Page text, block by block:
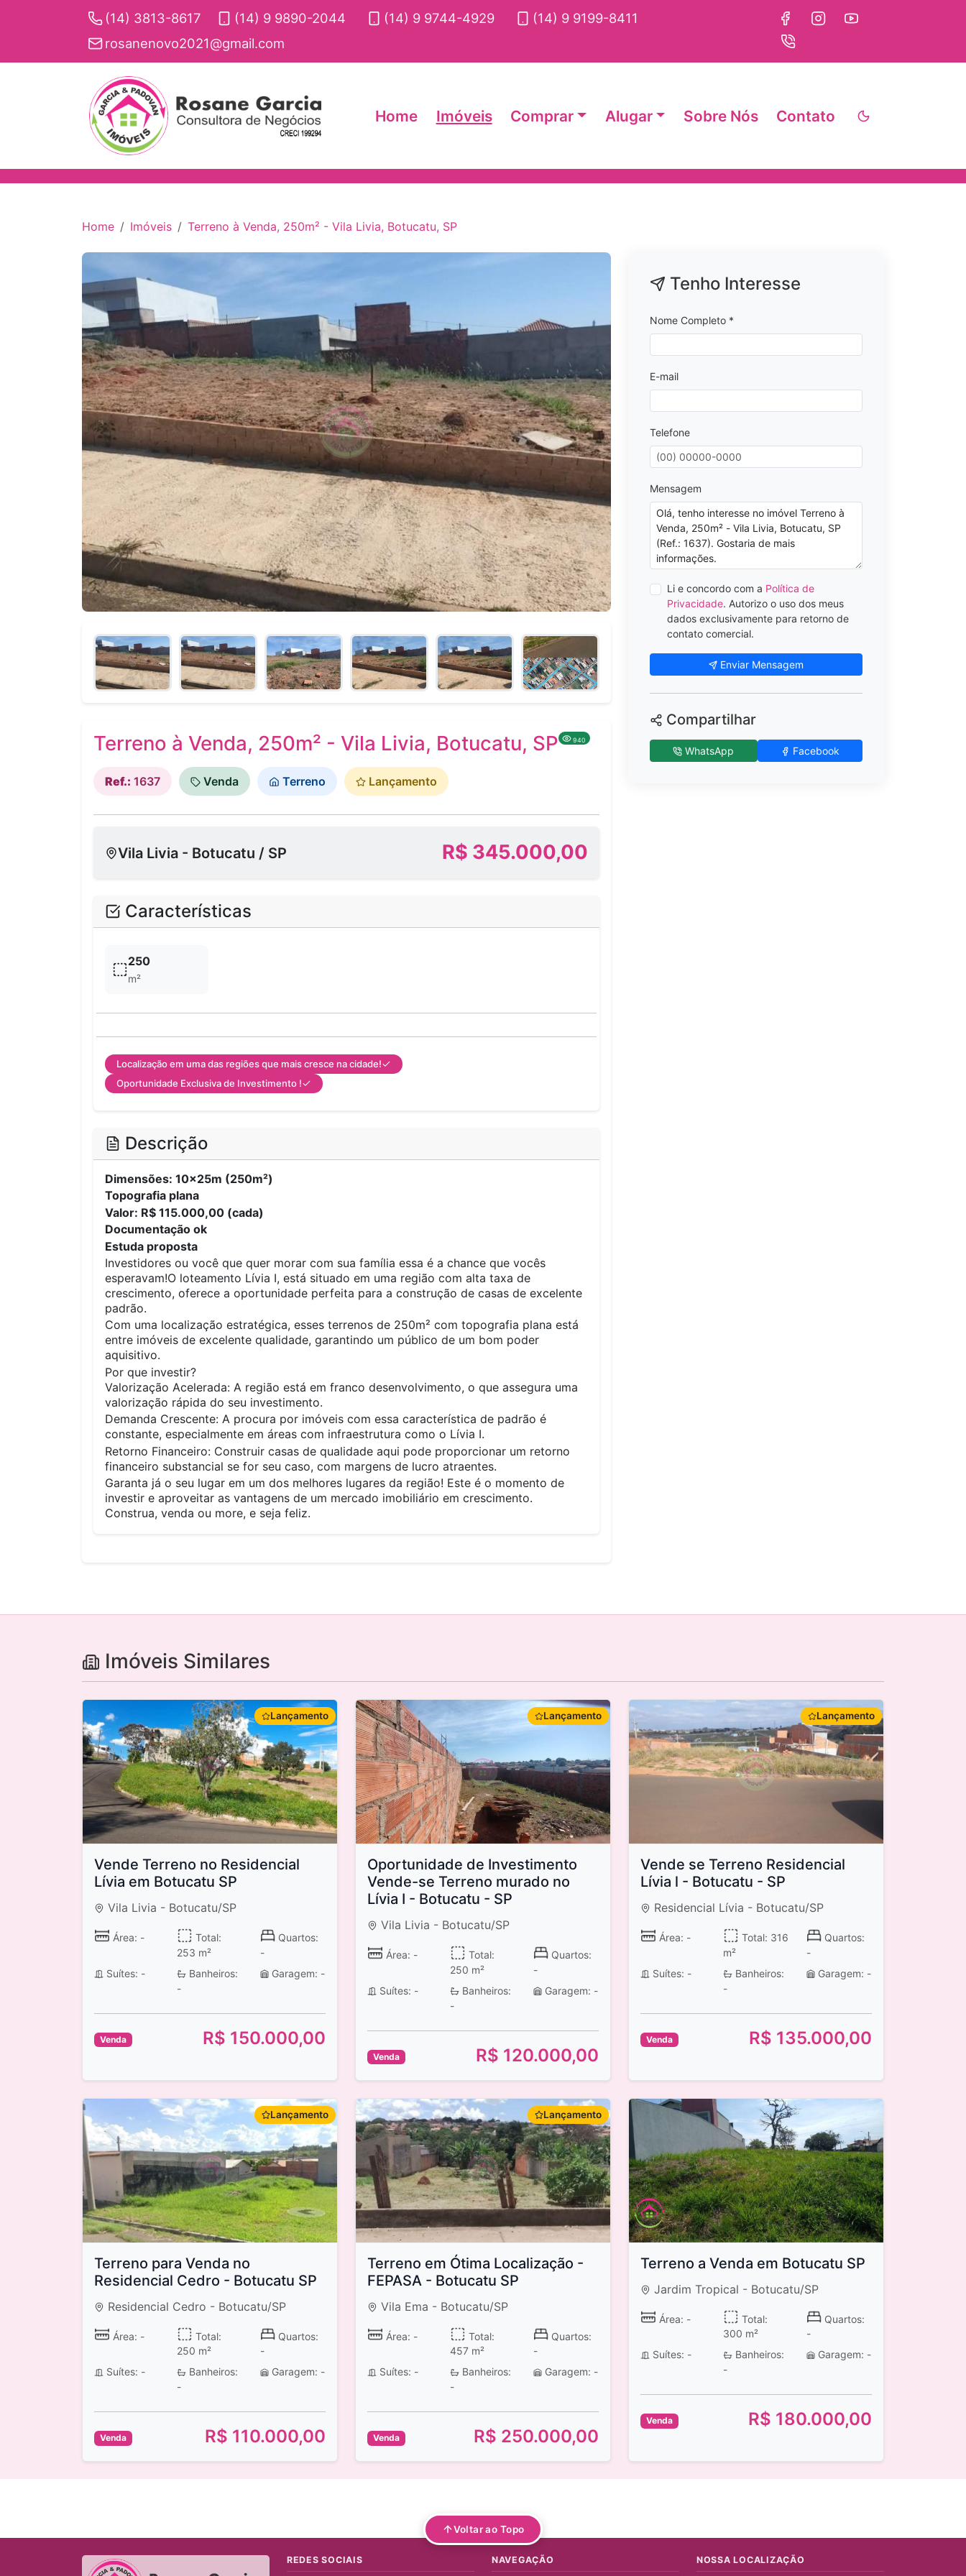
(14) 3813-8617 (14) 9 9890-2044 (14) 9 9744-4929
(14) 9 9199-8411
rosanenovo2021@gmail.com
Home Imóveis Comprar Alugar Sobre Nós Contato
Home Imóveis Terreno à Venda, 250m² - Vila Livia, Botucatu, SP
Terreno à Venda, 250m² - Vila Livia, Botucatu, SP 940
Ref.: 1637 Venda Terreno Lançamento
Vila Livia - Botucatu / SP R$ 345.000,00
Características
250
m²
Localização em uma das regiões que mais cresce na cidade!
Oportunidade Exclusiva de Investimento !
Descrição
Dimensões: 10x25m (250m²)
Topografia plana
Valor: R$ 115.000,00 (cada)
Documentação ok
Estuda proposta
Investidores ou você que quer morar com sua família essa é a chance que vocês
esperavam!O loteamento Lívia I, está situado em uma região com alta taxa de
crescimento, oferece a oportunidade perfeita para a construção de casas de excelente
padrão.
Com uma localização estratégica, esses terrenos de 250m² com topografia plana está
entre imóveis de excelente qualidade, garantindo um público de um bom poder
aquisitivo.
Por que investir?
Valorização Acelerada: A região está em franco desenvolvimento, o que assegura uma
valorização rápida do seu investimento.
Demanda Crescente: A procura por imóveis com essa característica de padrão é
constante, especialmente em áreas com infraestrutura como o Lívia I.
Retorno Financeiro: Construir casas de qualidade aqui pode proporcionar um retorno
financeiro substancial se for seu caso, com margens de lucro atraentes.
Garanta já o seu lugar em um dos melhores lugares da região! Este é o momento de
investir e aproveitar as vantagens de um mercado imobiliário em crescimento.
Construa, venda ou more, e seja feliz.
Tenho Interesse
Nome Completo *
E-mail
Telefone
Mensagem
Li e concordo com a Política de
Privacidade. Autorizo o uso dos meus
dados exclusivamente para retorno de
contato comercial.
Enviar Mensagem
Compartilhar
WhatsApp Facebook
Imóveis Similares
Lançamento
Vende Terreno no Residencial
Lívia em Botucatu SP
Vila Livia - Botucatu/SP
Área: -
Total:
253 m²
Quartos:
-
Suítes: -
Banheiros:
-
Garagem: -
Venda R$ 150.000,00
Lançamento
Oportunidade de Investimento
Vende-se Terreno murado no
Lívia I - Botucatu - SP
Vila Livia - Botucatu/SP
Área: -
Total:
250 m²
Quartos:
-
Suítes: -
Banheiros:
-
Garagem: -
Venda R$ 120.000,00
Lançamento
Vende se Terreno Residencial
Lívia l - Botucatu - SP
Residencial Lívia - Botucatu/SP
Área: -
Total: 316
m²
Quartos:
-
Suítes: -
Banheiros:
-
Garagem: -
Venda R$ 135.000,00
Lançamento
Terreno para Venda no
Residencial Cedro - Botucatu SP
Residencial Cedro - Botucatu/SP
Área: -
Total:
250 m²
Quartos:
-
Suítes: -
Banheiros:
-
Garagem: -
Venda R$ 110.000,00
Lançamento
Terreno em Ótima Localização -
FEPASA - Botucatu SP
Vila Ema - Botucatu/SP
Área: -
Total:
457 m²
Quartos:
-
Suítes: -
Banheiros:
-
Garagem: -
Venda R$ 250.000,00
Terreno a Venda em Botucatu SP
Jardim Tropical - Botucatu/SP
Área: -
Total:
300 m²
Quartos:
-
Suítes: -
Banheiros:
-
Garagem: -
Venda R$ 180.000,00
Voltar ao Topo
REDES SOCIAIS NAVEGAÇÃO NOSSA LOCALIZAÇÃO